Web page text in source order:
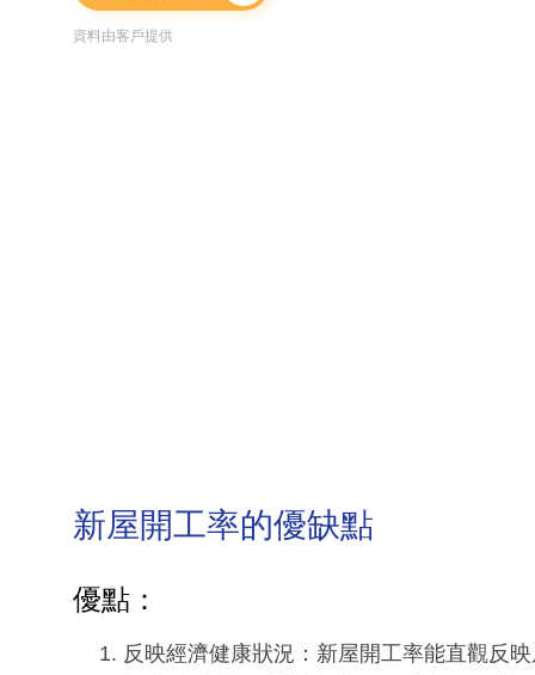
資料由客戶提供
新屋開工率的優缺點
優點：
反映經濟健康狀況：新屋開工率能直觀反